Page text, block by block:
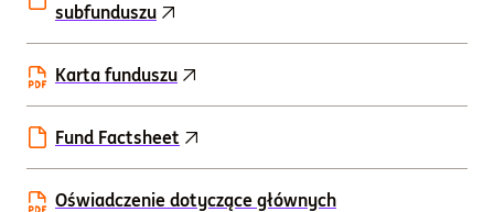
subfunduszu
Karta funduszu
Fund Factsheet
Oświadczenie dotyczące głównych